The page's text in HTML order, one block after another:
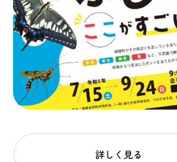
詳しく見る